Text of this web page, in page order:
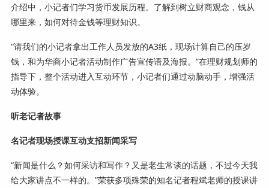
介绍中，小记者们学习货币发展历程。了解到树立财商观念，钱从
哪里来，如何对待金钱等理财知识。
“请我们的小记者拿出工作人员发放的A3纸，现场计算自己的压岁
钱，和为华商小记者活动制作广告宣传语及海报。”在理财规划师的
指导下，整个活动进入互动环节，小记者们通过动脑动手，增强活
动体验。
听老记者故事
名记者现场授课互动支招新闻采写
“新闻是什么？如何采访和写作？又是老生常谈的话题，不过今天我
给大家讲点不一样的。”荣获多项殊荣的知名记者程斌老师的授课讲